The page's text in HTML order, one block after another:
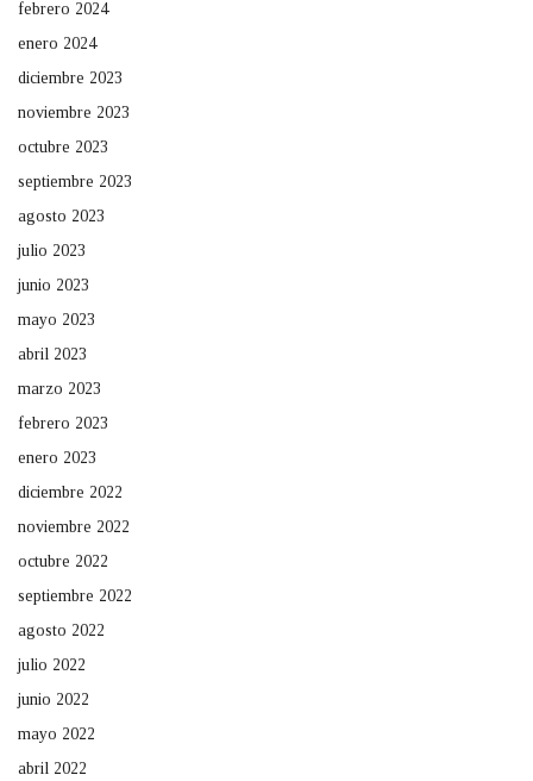
febrero 2024
enero 2024
diciembre 2023
noviembre 2023
octubre 2023
septiembre 2023
agosto 2023
julio 2023
junio 2023
mayo 2023
abril 2023
marzo 2023
febrero 2023
enero 2023
diciembre 2022
noviembre 2022
octubre 2022
septiembre 2022
agosto 2022
julio 2022
junio 2022
mayo 2022
abril 2022